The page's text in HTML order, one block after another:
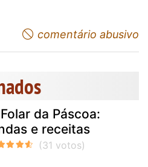
appreciate
comentário abusivo
da Páscoa:
e receitas